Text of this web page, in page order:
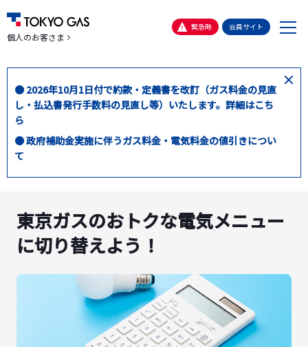
個人のお客さま
緊急時 会員サイト
メ
● 2026年10月1日付で約款・定義書を改訂（ガス料金の見直
し・払込書発行手数料の見直し等）いたします。詳細はこち
ら
● 政府補助金実施に伴うガス料金・電気料金の値引きについ
て
閉
東京ガスのおトクな電気メニュー
に切り替えよう！